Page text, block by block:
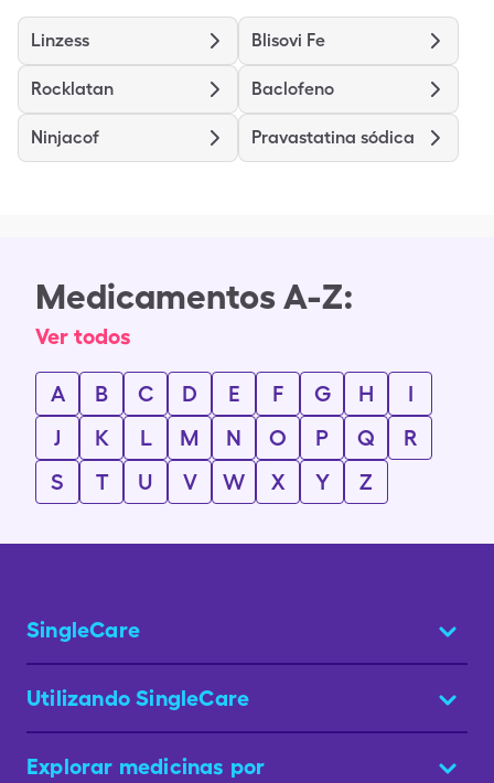
Linzess Blisovi Fe
Rocklatan Baclofeno
Ninjacof Pravastatina sódica
Medicamentos A-Z:
Ver todos
A B C D E F G H
I
J
K L M N O P Q
R
S
T U V W X Y Z
SingleCare
Utilizando SingleCare
Explorar medicinas por